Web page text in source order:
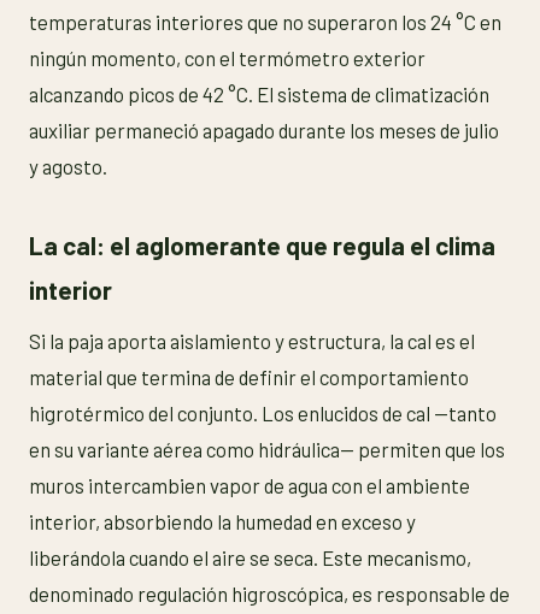
temperaturas interiores que no superaron los 24 °C en
ningún momento, con el termómetro exterior
alcanzando picos de 42 °C. El sistema de climatización
auxiliar permaneció apagado durante los meses de julio
y agosto.
La cal: el aglomerante que regula el clima
interior
Si la paja aporta aislamiento y estructura, la cal es el
material que termina de definir el comportamiento
higrotérmico del conjunto. Los enlucidos de cal —tanto
en su variante aérea como hidráulica— permiten que los
muros intercambien vapor de agua con el ambiente
interior, absorbiendo la humedad en exceso y
liberándola cuando el aire se seca. Este mecanismo,
denominado regulación higroscópica, es responsable de